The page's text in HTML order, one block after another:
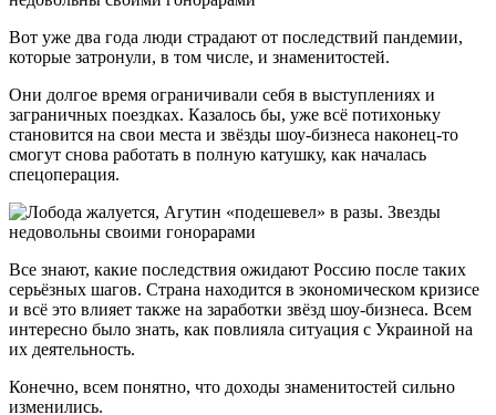
Вот уже два года люди страдают от последствий пандемии,
которые затронули, в том числе, и знаменитостей.
Они долгое время ограничивали себя в выступлениях и
заграничных поездках. Казалось бы, уже всё потихоньку
становится на свои места и звёзды шоу-бизнеса наконец-то
смогут снова работать в полную катушку, как началась
спецоперация.
Все знают, какие последствия ожидают Россию после таких
серьёзных шагов. Страна находится в экономическом кризисе
и всё это влияет также на заработки звёзд шоу-бизнеса. Всем
интересно было знать, как повлияла ситуация с Украиной на
их деятельность.
Конечно, всем понятно, что доходы знаменитостей сильно
изменились.